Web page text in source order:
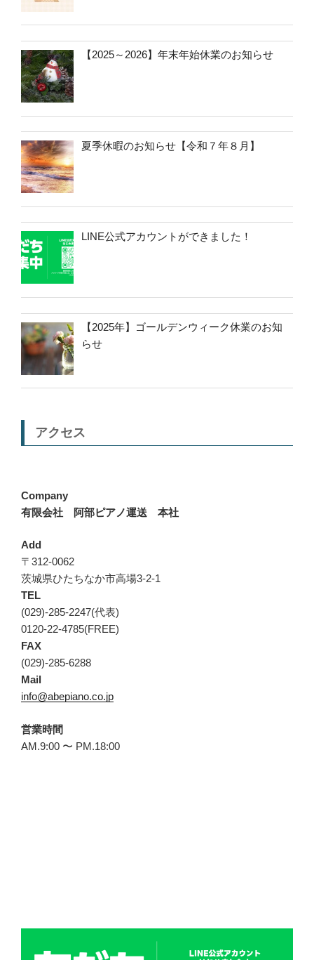
【2025～2026】年末年始休業のお知らせ
夏季休暇のお知らせ【令和７年８月】
LINE公式アカウントができました！
【2025年】ゴールデンウィーク休業のお知
らせ
アクセス
Company
有限会社 阿部ピアノ運送 本社
Add
〒312-0062
茨城県ひたちなか市高場3-2-1
TEL
(029)-285-2247(代表)
0120-22-4785(FREE)
FAX
(029)-285-6288
Mail
info@abepiano.co.jp
営業時間
AM.9:00 〜 PM.18:00